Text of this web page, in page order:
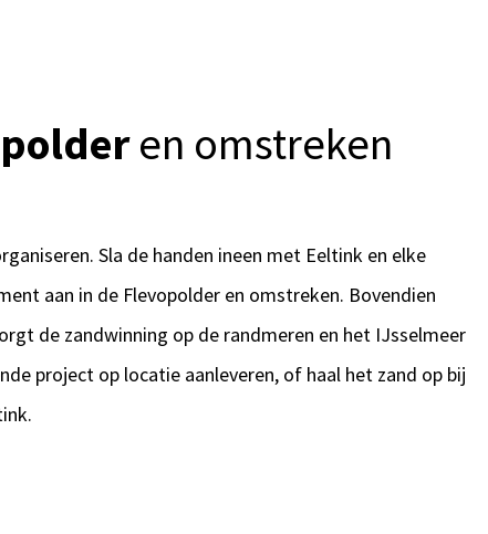
en omstreken
Sla de handen ineen met Eeltink en elke
aan in de Flevopolder en omstreken. Bovendien
de zandwinning op de randmeren en het IJsselmeer
project op locatie aanleveren, of haal het zand op bij